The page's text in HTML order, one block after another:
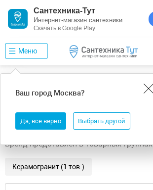
Сантехника-Тут
Интернет-магазин сантехники
Скачать в Google Play
Меню
Ваш город Москва?
Да, все верно Выбрать другой
GlobalTile Hit
Применить фильтры
Бренд представлен в товарных группах
Керамогранит (1 тов.)